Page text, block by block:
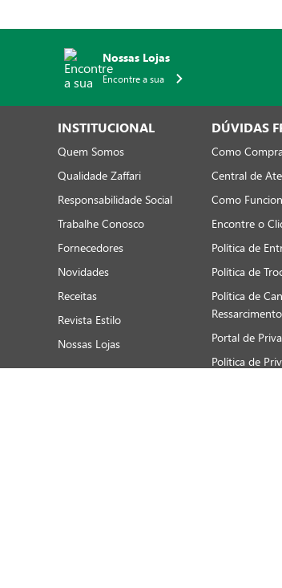
Nossas Lojas
Encontre a sua
INSTITUCIONAL
Quem Somos
Qualidade Zaffari
Responsabilidade Social
Trabalhe Conosco
Fornecedores
Novidades
Receitas
Revista Estilo
Nossas Lojas
DÚVIDAS
Como
Central de
Como
Encontre o
Política de
Política de
Política de
Ressarcimento
Portal de
Política de